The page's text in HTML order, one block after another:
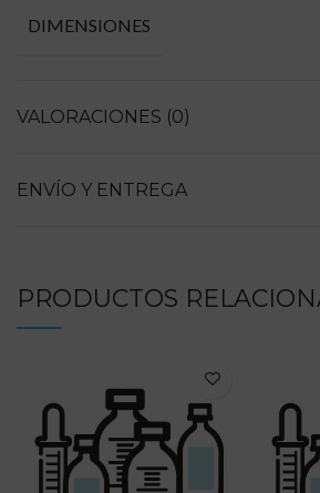
DIMENSIONES
VALORACIONES (0)
ENVÍO Y ENTREGA
PRODUCTOS